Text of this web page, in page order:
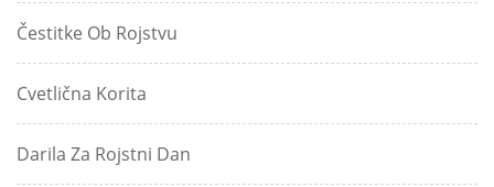
Čestitke Ob Rojstvu
Cvetlična Korita
Darila Za Rojstni Dan